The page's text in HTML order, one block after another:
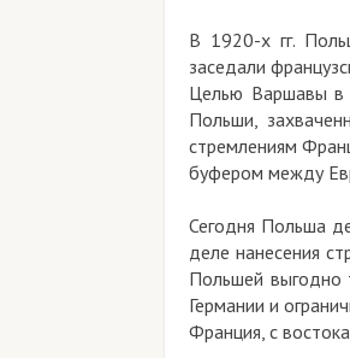
В 1920-х гг.
заседали
Целью Варшавы в
Польши,
стремлениям
буфером между
Сегодня Польша
деле нанесения
Польшей выгодно
Германии и
Франция, с